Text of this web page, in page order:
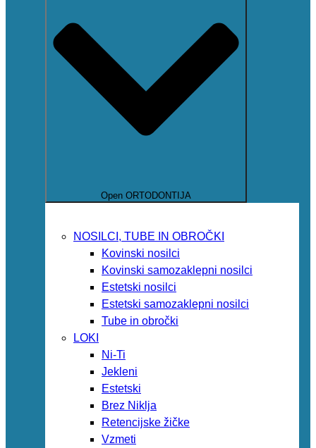
Open ORTODONTIJA
NOSILCI, TUBE IN OBROČKI
Kovinski nosilci
Kovinski samozaklepni nosilci
Estetski nosilci
Estetski samozaklepni nosilci
Tube in obročki
LOKI
Ni-Ti
Jekleni
Estetski
Brez Niklja
Retencijske žičke
Vzmeti